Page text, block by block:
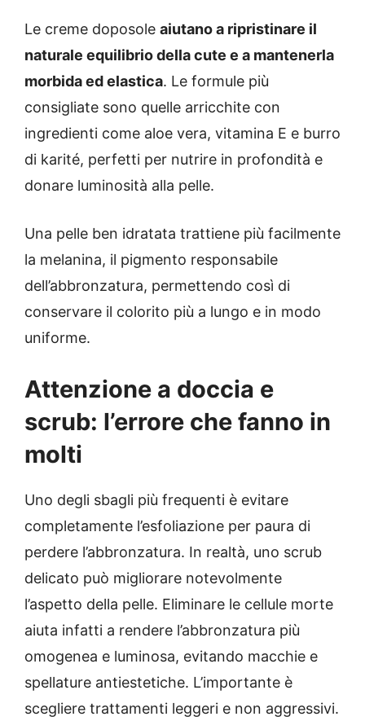
Le creme doposole aiutano a ripristinare il
naturale equilibrio della cute e a mantenerla
morbida ed elastica. Le formule più
consigliate sono quelle arricchite con
ingredienti come aloe vera, vitamina E e burro
di karité, perfetti per nutrire in profondità e
donare luminosità alla pelle.
Una pelle ben idratata trattiene più facilmente
la melanina, il pigmento responsabile
dell’abbronzatura, permettendo così di
conservare il colorito più a lungo e in modo
uniforme.
Attenzione a doccia e
scrub: l’errore che fanno in
molti
Uno degli sbagli più frequenti è evitare
completamente l’esfoliazione per paura di
perdere l’abbronzatura. In realtà, uno scrub
delicato può migliorare notevolmente
l’aspetto della pelle. Eliminare le cellule morte
aiuta infatti a rendere l’abbronzatura più
omogenea e luminosa, evitando macchie e
spellature antiestetiche. L’importante è
scegliere trattamenti leggeri e non aggressivi.